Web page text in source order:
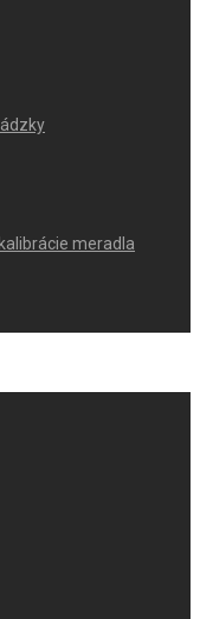
meradla